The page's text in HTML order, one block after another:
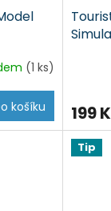
(1 ks)
košíku 199
Tip